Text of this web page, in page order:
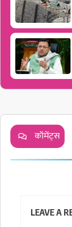
कॉमेंट्स
LEAVE A